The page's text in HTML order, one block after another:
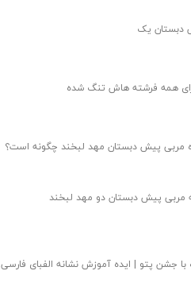
دبستان یک
همه فرشته هاش تنگ شده
مربی پیش دبستان مهد لبخند چگونه است؟
مربی پیش دبستان دو مهد لبخند
جشن پتو | ایده آموزش نشانه الفبای فارسی